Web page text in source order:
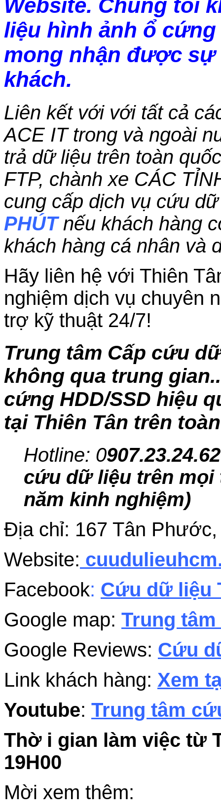
Website. Chúng tôi
liệu hình ảnh ổ
mong nhận được
khách.
Liên kết với với tất cả
ACE IT trong và ngoài
trả dữ liệu trên toàn
FTP, chành xe CÁC
cung cấp dịch vụ cứu
PHÚTnếu khách hàng
khách hàng cá nhân và
Hãy liên hệ với Thiên
nghiệm dịch vụ chuyên
trợ kỹ thuật 24/7!
Trung tâm Cấp cứu
không qua trung
cứng HDD/SSD hiệu
tại Thiên Tân trên
Hotline: 0
cứu dữ liệu trên
năm kinh nghiệm)
Địa chỉ: 167 Tân
Website:
Facebook: Cứu dữ liệu
Google map: Trung
Google Reviews: Cứu
Link khách hàng: Xem
Youtube: Trung tâm
Thờ i gian làm việc từ
19H00
Mời xem thêm: